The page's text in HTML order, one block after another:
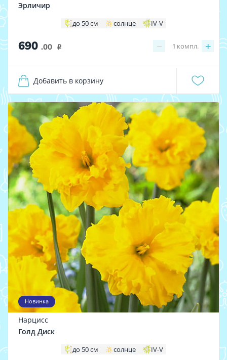
Эрличир
до 50 см солнце IV-V
690 .00 i − +
1 компл.
Добавить в корзину
Новинка
Нарцисс
Голд Диск
до 50 см солнце IV-V